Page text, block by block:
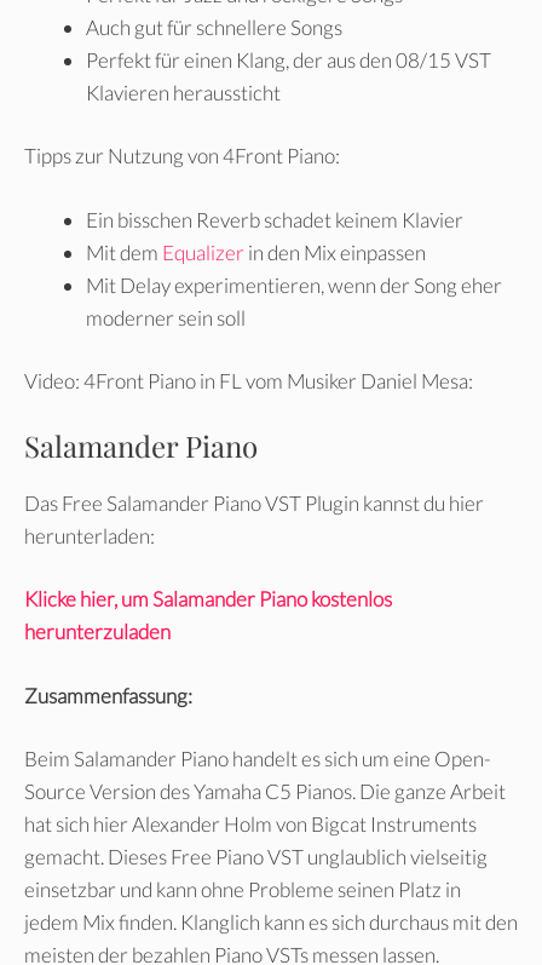
Auch gut für schnellere Songs
Perfekt für einen Klang, der aus den 08/15 VST
Klavieren heraussticht
Tipps zur Nutzung von 4Front Piano:
Ein bisschen Reverb schadet keinem Klavier
Mit dem Equalizer in den Mix einpassen
Mit Delay experimentieren, wenn der Song eher
moderner sein soll
Video: 4Front Piano in FL vom Musiker Daniel Mesa:
Salamander Piano
Das Free Salamander Piano VST Plugin kannst du hier
herunterladen:
Klicke hier, um Salamander Piano kostenlos
herunterzuladen
Zusammenfassung:
Beim Salamander Piano handelt es sich um eine Open-
Source Version des Yamaha C5 Pianos. Die ganze Arbeit
hat sich hier Alexander Holm von Bigcat Instruments
gemacht. Dieses Free Piano VST unglaublich vielseitig
einsetzbar und kann ohne Probleme seinen Platz in
jedem Mix finden. Klanglich kann es sich durchaus mit den
meisten der bezahlen Piano VSTs messen lassen.